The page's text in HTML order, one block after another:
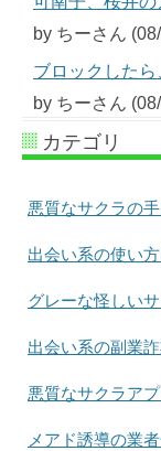
by ちーさん
ブロックした
by ちーさん
カテゴリ
悪質なサクラの
出会い系の使い
グレーな怪しい
出会い系の副業
悪質なサクラア
メアド誘導の業